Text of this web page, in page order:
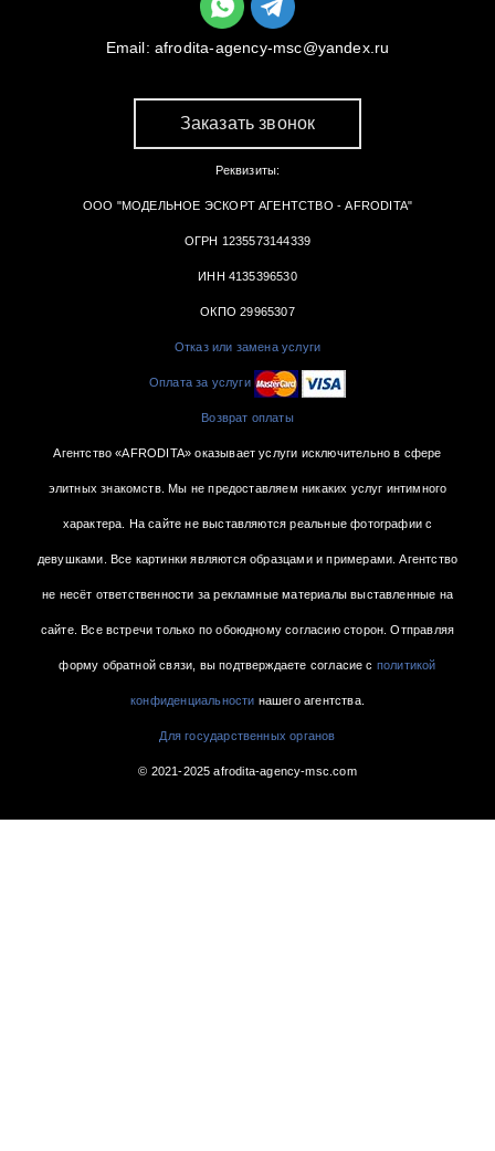
Email: afrodita-agency-msc@yandex.ru
Заказать звонок
Реквизиты:
ООО "МОДЕЛЬНОЕ ЭСКОРТ АГЕНТСТВО - AFRODITA"
ОГРН 1235573144339
ИНН 4135396530
ОКПО 29965307
Отказ или замена услуги
Оплата за услуги
Возврат оплаты
Агентство «AFRODITA» оказывает услуги исключительно в сфере
элитных знакомств. Мы не предоставляем никаких услуг интимного
характера. На сайте не выставляются реальные фотографии с
девушками. Все картинки являются образцами и примерами. Агентство
не несёт ответственности за рекламные материалы выставленные на
сайте. Все встречи только по обоюдному согласию сторон. Отправляя
форму обратной связи, вы подтверждаете согласие с политикой
конфиденциальности нашего агентства.
Для государственных органов
© 2021-2025 afrodita-agency-msc.com